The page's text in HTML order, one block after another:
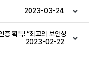
2023-03-24
획득! “최고의 보안성
2023-02-22